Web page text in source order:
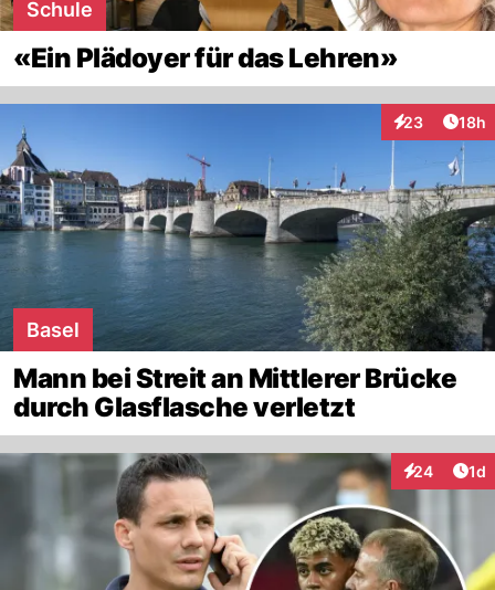
Schule
«Ein Plädoyer für das Lehren»
23
Interaktionen
18h
Basel
Mann bei Streit an Mittlerer Brücke
durch Glasflasche verletzt
24
Interaktionen
1d